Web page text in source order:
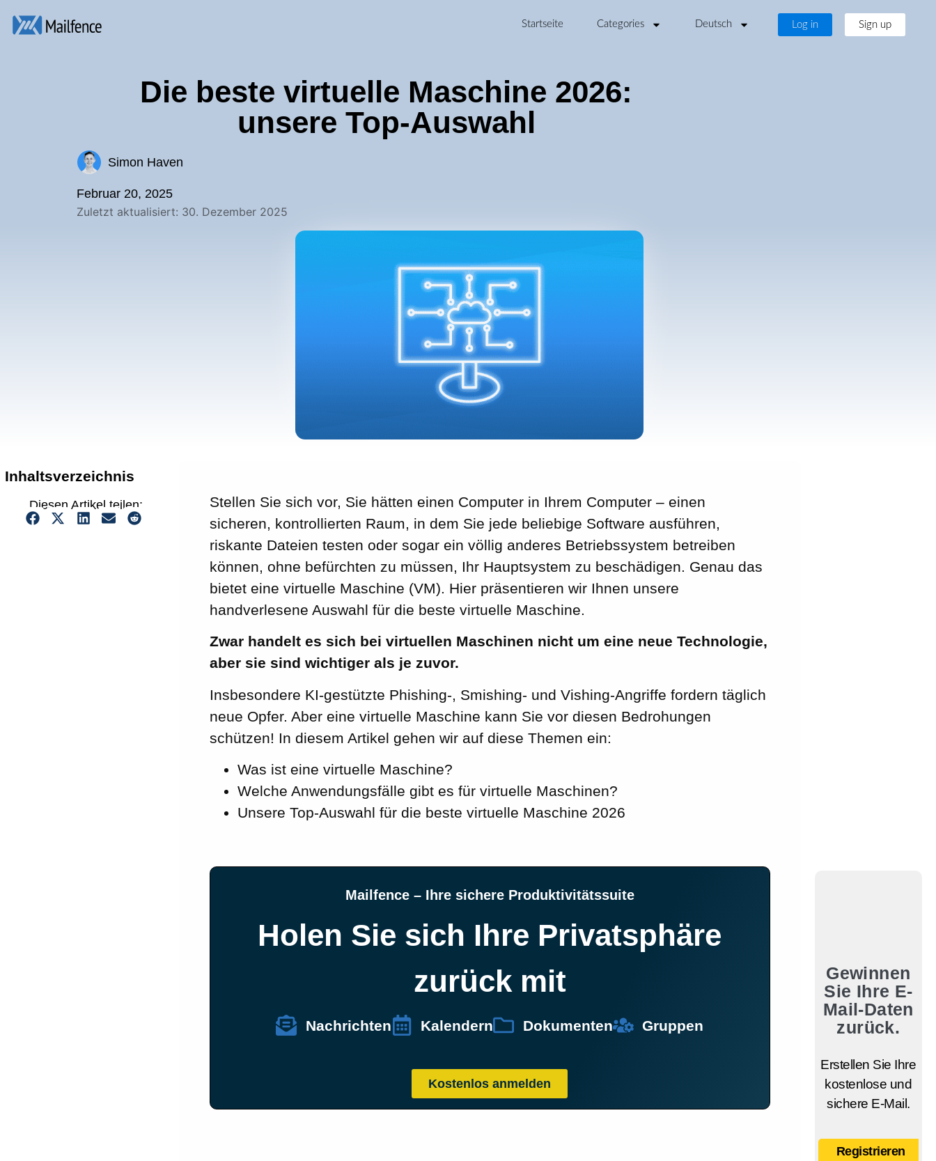
Startseite Categories Deutsch Log in Sign up
Die beste virtuelle Maschine 2026:
unsere Top-Auswahl
Simon Haven
Februar 20, 2025
Zuletzt aktualisiert: 30. Dezember 2025
Inhaltsverzeichnis
Diesen Artikel teilen:
Stellen Sie sich vor, Sie hätten einen Computer in Ihrem Computer – einen
sicheren, kontrollierten Raum, in dem Sie jede beliebige Software ausführen,
riskante Dateien testen oder sogar ein völlig anderes Betriebssystem betreiben
können, ohne befürchten zu müssen, Ihr Hauptsystem zu beschädigen. Genau das
bietet eine virtuelle Maschine (VM). Hier präsentieren wir Ihnen unsere
handverlesene Auswahl für die beste virtuelle Maschine.
Zwar handelt es sich bei virtuellen Maschinen nicht um eine neue Technologie,
aber sie sind wichtiger als je zuvor.
Insbesondere KI-gestützte Phishing-, Smishing- und Vishing-Angriffe fordern täglich
neue Opfer. Aber eine virtuelle Maschine kann Sie vor diesen Bedrohungen
schützen! In diesem Artikel gehen wir auf diese Themen ein:
Was ist eine virtuelle Maschine?
Welche Anwendungsfälle gibt es für virtuelle Maschinen?
Unsere Top-Auswahl für die beste virtuelle Maschine 2026
Mailfence – Ihre sichere Produktivitätssuite
Holen Sie sich Ihre Privatsphäre
zurück mit
Nachrichten Kalendern Dokumenten Gruppen
Kostenlos anmelden
Gewinnen
Sie Ihre E-
Mail-Daten
zurück.
Erstellen Sie Ihre
kostenlose und
sichere E-Mail.
Registrieren